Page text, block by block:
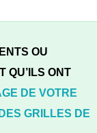
OU
QU’ILS ONT
DE VOTRE
GRILLES DE